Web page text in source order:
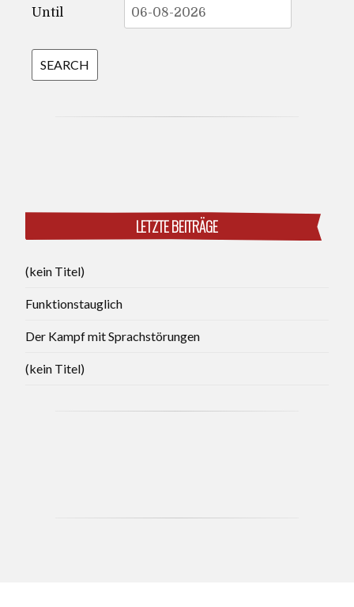
Until
LETZTE BEITRÄGE
(kein Titel)
Funktionstauglich
Der Kampf mit Sprachstörungen
(kein Titel)